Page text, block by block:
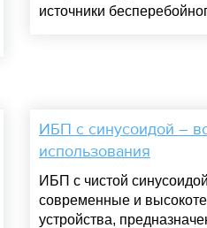
источники
ИБП с синусоидой –
использования
ИБП с чистой
современные и
устройства,